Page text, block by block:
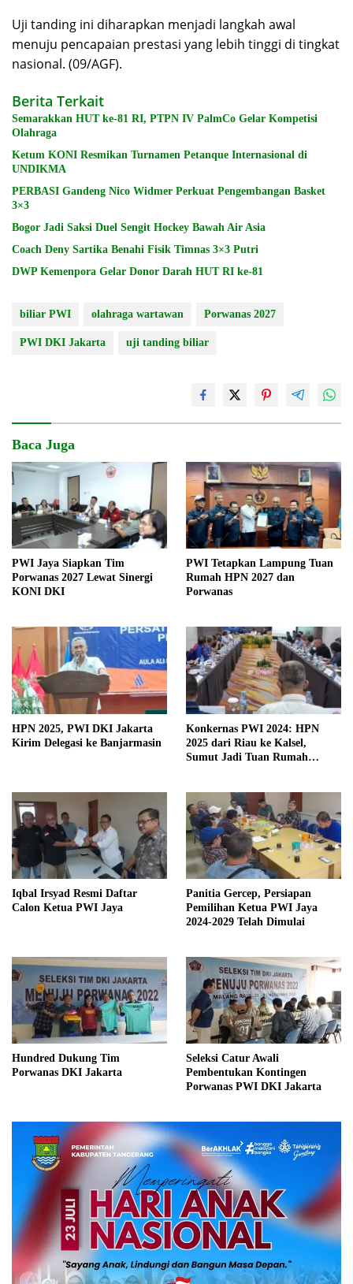
Uji tanding ini diharapkan menjadi langkah awal
menuju pencapaian prestasi yang lebih tinggi di tingkat
nasional. (09/AGF).
Berita Terkait
Semarakkan HUT ke-81 RI, PTPN IV PalmCo Gelar Kompetisi
Olahraga
Ketum KONI Resmikan Turnamen Petanque Internasional di
UNDIKMA
PERBASI Gandeng Nico Widmer Perkuat Pengembangan Basket
3×3
Bogor Jadi Saksi Duel Sengit Hockey Bawah Air Asia
Coach Deny Sartika Benahi Fisik Timnas 3×3 Putri
DWP Kemenpora Gelar Donor Darah HUT RI ke-81
biliar PWI olahraga wartawan Porwanas 2027
PWI DKI Jakarta uji tanding biliar
Baca Juga
PWI Jaya Siapkan Tim
Porwanas 2027 Lewat Sinergi
KONI DKI
PWI Tetapkan Lampung Tuan
Rumah HPN 2027 dan
Porwanas
HPN 2025, PWI DKI Jakarta
Kirim Delegasi ke Banjarmasin
Konkernas PWI 2024: HPN
2025 dari Riau ke Kalsel,
Sumut Jadi Tuan Rumah
Iqbal Irsyad Resmi Daftar
Calon Ketua PWI Jaya
Panitia Gercep, Persiapan
Pemilihan Ketua PWI Jaya
2024-2029 Telah Dimulai
Hundred Dukung Tim
Porwanas DKI Jakarta
Seleksi Catur Awali
Pembentukan Kontingen
Porwanas PWI DKI Jakarta